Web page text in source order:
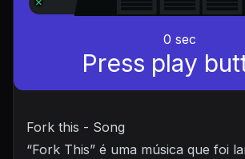
0 sec
Press play
Fork this - Song
“Fork This” é uma música que foi